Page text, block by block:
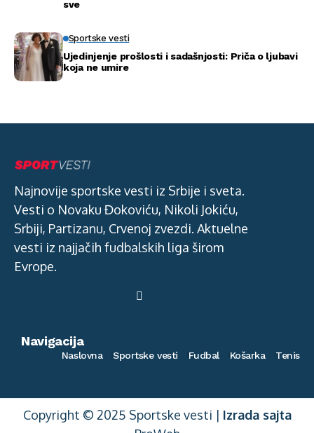
sve
Sportske vesti
Ujedinjenje prošlosti i sadašnjosti: Priča o ljubavi
koja ne umire
Najnovije sportske vesti iz Srbije i sveta.
Vesti o Novaku Đokoviću, Nikoli Jokiću,
Srbiji, Partizanu, Crvenoj zvezdi. Aktuelne
vesti iz najjačih fudbalskih liga širom
Evrope.
Navigacija
Naslovna Sportske vesti Fudbal Košarka Tenis
Copyright © 2025 Sportske vesti | Izrada sajta